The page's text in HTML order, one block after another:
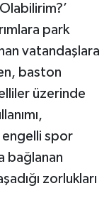
park
vatandaşlara
baston
üzerinde
engelli spor
bağlanan
zorlukları